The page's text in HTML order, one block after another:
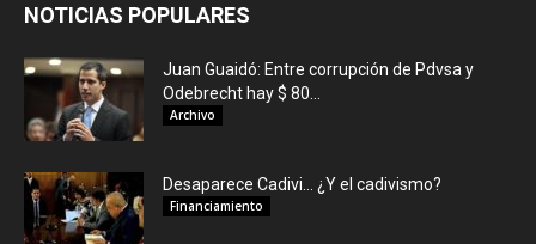
NOTICIAS POPULARES
Juan Guaidó: Entre corrupción de Pdvsa y
Odebrecht hay $ 80...
Archivo
Desaparece Cadivi… ¿Y el cadivismo?
Financiamiento